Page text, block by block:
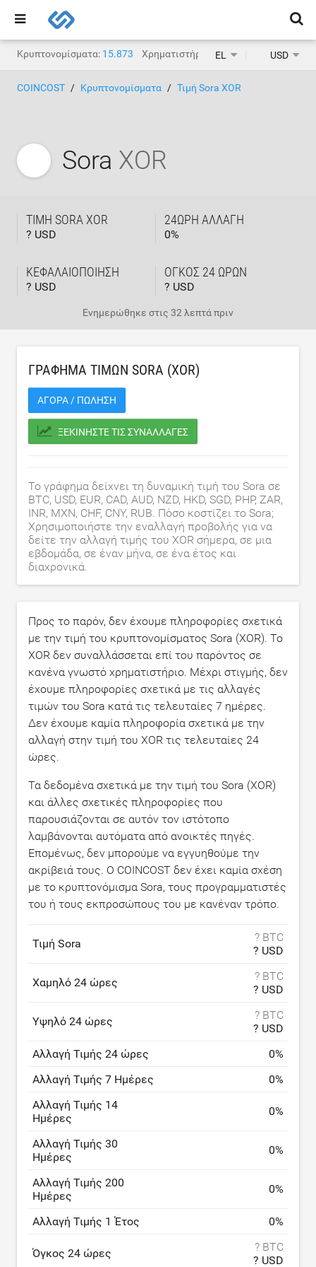
Κρυπτονομίσματα: 15.873 Χρηματιστήρια κρυπτονομισμάτων:
EL USD
COINCOST Κρυπτονομίσματα Τιμή Sora XOR
Sora XOR
ΤΙΜΉ SORA XOR
? USD
24ΩΡΗ ΑΛΛΑΓΉ
0%
ΚΕΦΑΛΑΙΟΠΟΊΗΣΗ
? USD
ΌΓΚΟΣ 24 ΩΡΏΝ
? USD
Ενημερώθηκε στις 32 λεπτά πριν
ΓΡΆΦΗΜΑ ΤΙΜΏΝ SORA (XOR)
ΑΓΟΡΆ / ΠΏΛΗΣΗ
ΞΕΚΙΝΉΣΤΕ ΤΙΣ ΣΥΝΑΛΛΑΓΈΣ
Το γράφημα δείχνει τη δυναμική τιμή του Sora σε
BTC, USD, EUR, CAD, AUD, NZD, HKD, SGD, PHP, ZAR,
INR, MXN, CHF, CNY, RUB. Πόσο κοστίζει το Sora;
Χρησιμοποιήστε την εναλλαγή προβολής για να
δείτε την αλλαγή τιμής του XOR σήμερα, σε μια
εβδομάδα, σε έναν μήνα, σε ένα έτος και
διαχρονικά.
Προς το παρόν, δεν έχουμε πληροφορίες σχετικά
με την τιμή του κρυπτονομίσματος Sora (XOR). Το
XOR δεν συναλλάσσεται επί του παρόντος σε
κανένα γνωστό χρηματιστήριο. Μέχρι στιγμής, δεν
έχουμε πληροφορίες σχετικά με τις αλλαγές
τιμών του Sora κατά τις τελευταίες 7 ημέρες.
Δεν έχουμε καμία πληροφορία σχετικά με την
αλλαγή στην τιμή του XOR τις τελευταίες 24
ώρες.
Τα δεδομένα σχετικά με την τιμή του Sora (XOR)
και άλλες σχετικές πληροφορίες που
παρουσιάζονται σε αυτόν τον ιστότοπο
λαμβάνονται αυτόματα από ανοικτές πηγές.
Επομένως, δεν μπορούμε να εγγυηθούμε την
ακρίβειά τους. Ο COINCOST δεν έχει καμία σχέση
με το κρυπτονόμισμα Sora, τους προγραμματιστές
του ή τους εκπροσώπους του με κανέναν τρόπο.
Τιμή Sora
? BTC
? USD
Χαμηλό 24 ώρες
? BTC
? USD
Υψηλό 24 ώρες
? BTC
? USD
Αλλαγή Τιμής 24 ώρες
0%
Αλλαγή Τιμής 7 Ημέρες
0%
Αλλαγή Τιμής 14
Ημέρες
0%
Αλλαγή Τιμής 30
Ημέρες
0%
Αλλαγή Τιμής 200
Ημέρες
0%
Αλλαγή Τιμής 1 Έτος 0%
Όγκος 24 ώρες
? BTC
? USD